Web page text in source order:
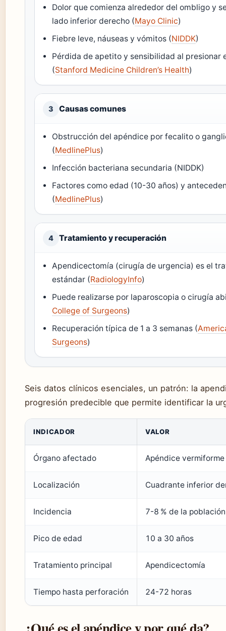
Dolor que comienza alrededor del ombligo y
lado inferior derecho (Mayo Clinic)
Fiebre leve, náuseas y vómitos (NIDDK)
Pérdida de apetito y sensibilidad al presionar
(Stanford Medicine Children’s Health)
3 Causas comunes
Obstrucción del apéndice por fecalito o
(MedlinePlus)
Infección bacteriana secundaria (NIDDK)
Factores como edad (10-30 años) y
(MedlinePlus)
4 Tratamiento y recuperación
Apendicectomía (cirugía de urgencia) es el
estándar (RadiologyInfo)
Puede realizarse por laparoscopia o cirugía
College of Surgeons)
Recuperación típica de 1 a 3 semanas (
Surgeons)
Seis datos clínicos esenciales, un patrón: la
progresión predecible que permite identificar la
INDICADOR VALOR
Órgano afectado Apéndice vermiforme
Localización Cuadrante inferior
Incidencia 7-8 % de la población
Pico de edad 10 a 30 años
Tratamiento principal Apendicectomía
Tiempo hasta perforación 24-72 horas